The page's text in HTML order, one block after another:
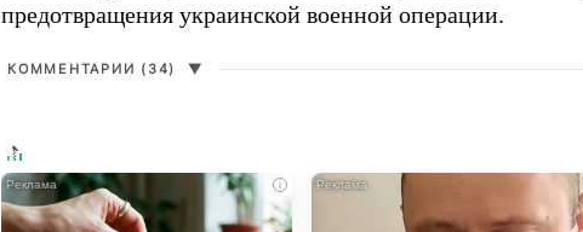
предотвращения украинской военной операции.
КОММЕНТАРИИ (34) ▼
i